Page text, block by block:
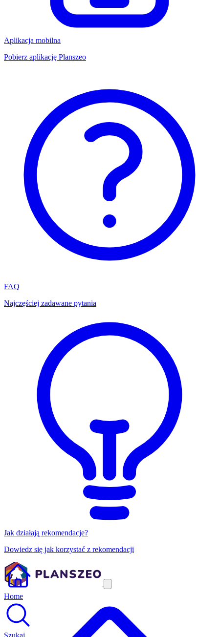
Aplikacja mobilna
Pobierz aplikację Planszeo
FAQ
Najczęściej zadawane pytania
Jak działają rekomendacje?
Dowiedz się jak korzystać z rekomendacji
Home
Szukaj